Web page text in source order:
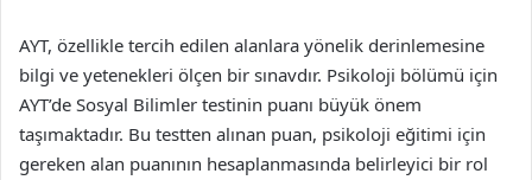
AYT, özellikle tercih edilen alanlara yönelik derinlemesine
bilgi ve yetenekleri ölçen bir sınavdır. Psikoloji bölümü için
AYT’de Sosyal Bilimler testinin puanı büyük önem
taşımaktadır. Bu testten alınan puan, psikoloji eğitimi için
gereken alan puanının hesaplanmasında belirleyici bir rol